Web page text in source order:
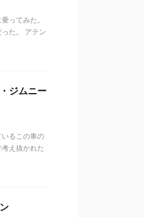
ってみた。
た。 アテン
ジムニー
るこの車の
え抜かれた